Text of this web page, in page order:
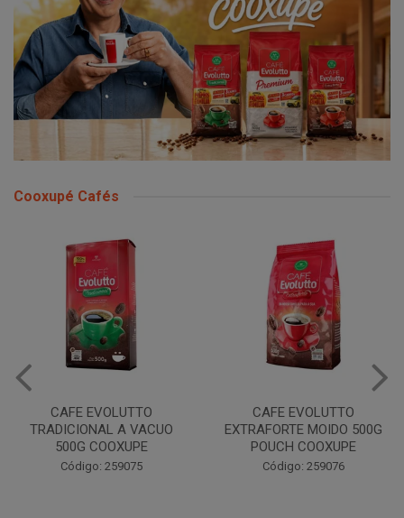
Cooxupé Cafés
CAFE EVOLUTTO
TRADICIONAL A VACUO
500G COOXUPE
Código: 259075
CAFE EVOLUTTO
EXTRAFORTE MOIDO 500G
POUCH COOXUPE
Código: 259076